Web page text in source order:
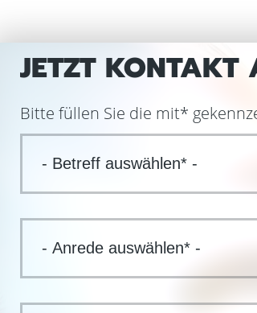
JETZT KONTAKT
Bitte füllen Sie die mit*